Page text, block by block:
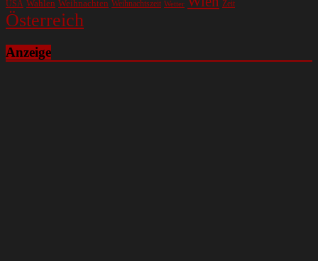
USA Wahlen Weihnachten Weihnachtszeit Wetter Zeit
Österreich
Anzeige